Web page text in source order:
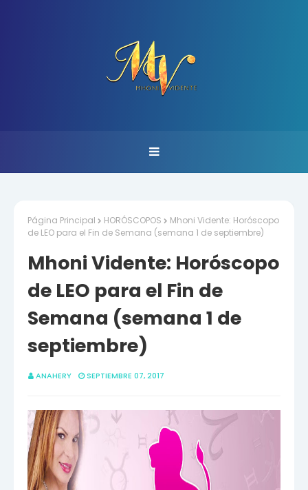
Página Principal HORÓSCOPOS
Mhoni Vidente: Horóscopo
de LEO para el Fin de Semana (semana 1 de septiembre)
Mhoni Vidente: Horóscopo
de LEO para el Fin de
Semana (semana 1 de
septiembre)
ANAHERY SEPTIEMBRE 07, 2017